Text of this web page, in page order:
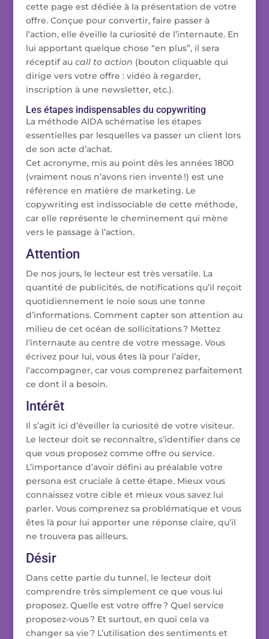
cette page est dédiée à la présentation de votre
offre. Conçue pour convertir, faire passer à
l’action, elle éveille la curiosité de l’internaute. En
lui apportant quelque chose “en plus”, il sera
réceptif au call to action (bouton cliquable qui
dirige vers votre offre : vidéo à regarder,
inscription à une newsletter, etc.).
Les étapes indispensables du copywriting
La méthode AIDA schématise les étapes
essentielles par lesquelles va passer un client lors
de son acte d’achat.
Cet acronyme, mis au point dès les années 1800
(vraiment nous n’avons rien inventé !) est une
référence en matière de marketing. Le
copywriting est indissociable de cette méthode,
car elle représente le cheminement qui mène
vers le passage à l’action.
Attention
De nos jours, le lecteur est très versatile. La
quantité de publicités, de notifications qu’il reçoit
quotidiennement le noie sous une tonne
d’informations. Comment capter son attention au
milieu de cet océan de sollicitations ? Mettez
l’internaute au centre de votre message. Vous
écrivez pour lui, vous êtes là pour l’aider,
l’accompagner, car vous comprenez parfaitement
ce dont il a besoin.
Intérêt
Il s’agit ici d’éveiller la curiosité de votre visiteur.
Le lecteur doit se reconnaître, s’identifier dans ce
que vous proposez comme offre ou service.
L’importance d’avoir défini au préalable votre
persona est cruciale à cette étape. Mieux vous
connaissez votre cible et mieux vous savez lui
parler. Vous comprenez sa problématique et vous
êtes là pour lui apporter une réponse claire, qu’il
ne trouvera pas ailleurs.
Désir
Dans cette partie du tunnel, le lecteur doit
comprendre très simplement ce que vous lui
proposez. Quelle est votre offre ? Quel service
proposez-vous ? Et surtout, en quoi cela va
changer sa vie ? L’utilisation des sentiments et